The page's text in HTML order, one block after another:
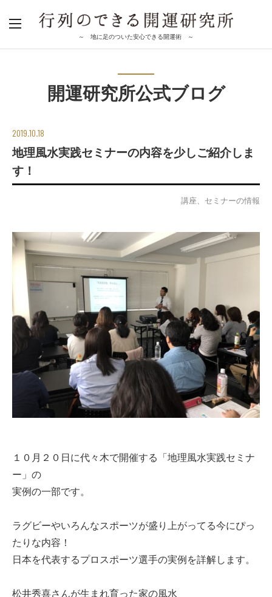
～ 地に足のついた安心できる開運術 ～
開運研究所公式ブログ
2019.10.18
地理風水実践セミナーの内容を少しご紹介しま
す！
講座、セミナーの情報
１０月２０日に代々木で開催する「地理風水実践セミナ
ー」の
実例の一部です。
ラグビーやいろんなスポーツが盛り上がってる今にぴっ
たりな内容！
日本を代表するプロスポーツ選手の実例を詳解します。
松井秀喜さんが生まれ育った家の風水